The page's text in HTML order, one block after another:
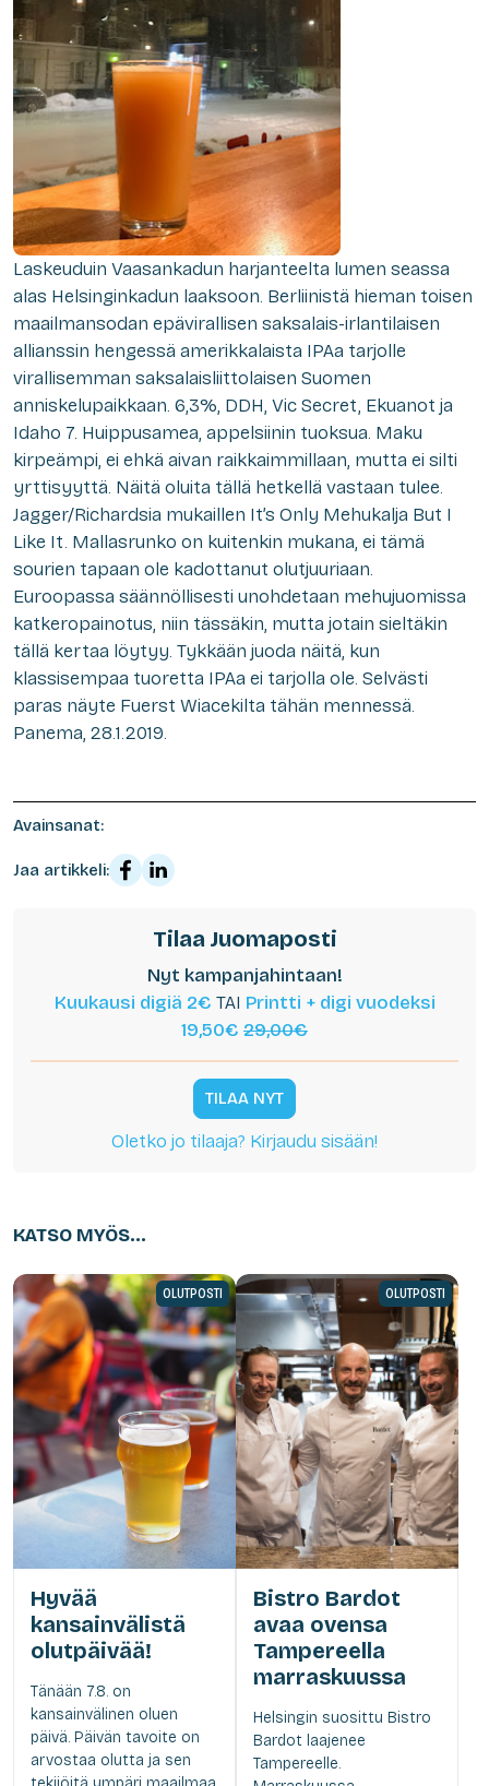
Laskeuduin Vaasankadun harjanteelta lumen seassa
alas Helsinginkadun laaksoon. Berliinistä hieman toisen
maailmansodan epävirallisen saksalais-irlantilaisen
allianssin hengessä amerikkalaista IPAa tarjolle
virallisemman saksalaisliittolaisen Suomen
anniskelupaikkaan. 6,3%, DDH, Vic Secret, Ekuanot ja
Idaho 7. Huippusamea, appelsiinin tuoksua. Maku
kirpeämpi, ei ehkä aivan raikkaimmillaan, mutta ei silti
yrttisyyttä. Näitä oluita tällä hetkellä vastaan tulee.
Jagger/Richardsia mukaillen It’s Only Mehukalja But I
Like It. Mallasrunko on kuitenkin mukana, ei tämä
sourien tapaan ole kadottanut olutjuuriaan.
Euroopassa säännöllisesti unohdetaan mehujuomissa
katkeropainotus, niin tässäkin, mutta jotain sieltäkin
tällä kertaa löytyy. Tykkään juoda näitä, kun
klassisempaa tuoretta IPAa ei tarjolla ole. Selvästi
paras näyte Fuerst Wiacekilta tähän mennessä.
Panema, 28.1.2019.
Avainsanat:
Jaa artikkeli:
Tilaa Juomaposti
Nyt kampanjahintaan!
Kuukausi digiä 2€ TAI Printti + digi vuodeksi
19,50€ 29,00€
TILAA NYT
Oletko jo tilaaja? Kirjaudu sisään!
KATSO MYÖS...
OLUTPOSTI
Hyvää
kansainvälistä
olutpäivää!
Tänään 7.8. on
kansainvälinen oluen
päivä. Päivän tavoite on
arvostaa olutta ja sen
OLUTPOSTI
Bistro Bardot
avaa ovensa
Tampereella
marraskuussa
Helsingin suosittu Bistro
Bardot laajenee
Tampereelle.